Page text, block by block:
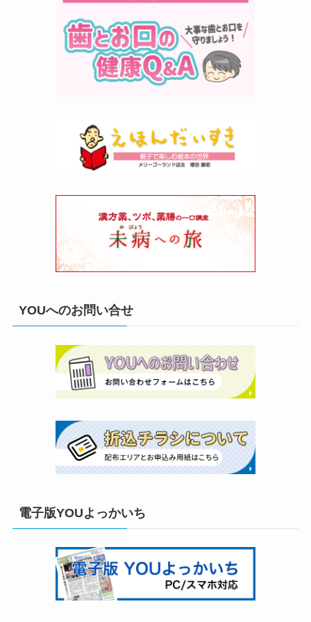
YOUへのお問い合せ
電子版YOUよっかいち